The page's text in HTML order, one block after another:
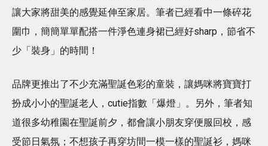
讓大家將甜美的感覺延伸至家居。筆者已經看中一條碎花
圍巾，簡簡單單配搭一件淨色連身裙已經好sharp，節省不
少「裝身」的時間！
品牌更推出了不少充滿聖誕色彩的童裝，讓媽咪將寶寶打
扮成小小的聖誕老人，cutie指數「爆燈」。另外，筆者知
道很多幼稚園在聖誕前夕，都會讓小朋友穿便服回校，感
受節日氣氛；不想孩子再穿坊間一模一樣的聖誕衫，媽咪